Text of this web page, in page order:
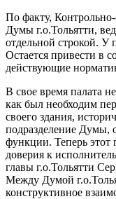
По факту, Контрольно-
Думы г.о.Тольятти,
отдельной строкой. У
Остается привести в
действующие
В свое время палата
как был необходим
своего здания,
подразделение Думы,
функции. Теперь этот
доверия к
главы г.о.Тольятти
Между Думой
конструктивное